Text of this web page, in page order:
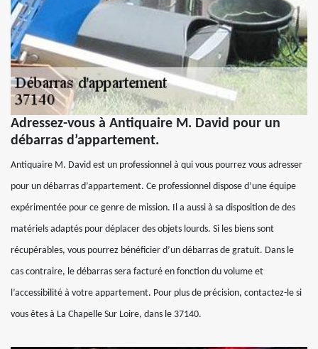
Adressez-vous à Antiquaire M. David pour un
débarras d’appartement.
Antiquaire M. David est un professionnel à qui vous pourrez vous adresser
pour un débarras d’appartement. Ce professionnel dispose d’une équipe
expérimentée pour ce genre de mission. Il a aussi à sa disposition de des
matériels adaptés pour déplacer des objets lourds. Si les biens sont
récupérables, vous pourrez bénéficier d’un débarras de gratuit. Dans le
cas contraire, le débarras sera facturé en fonction du volume et
l’accessibilité à votre appartement. Pour plus de précision, contactez-le si
vous êtes à La Chapelle Sur Loire, dans le 37140.